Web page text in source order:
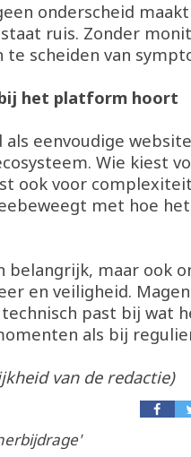
onderscheid
ruis. Zonder
te scheiden van
het platform hoort
eenvoudige
Wie kiest
ook voor
met hoe
belangrijk, maar ook
en veiligheid.
past bij wat
als bij
van de redactie)